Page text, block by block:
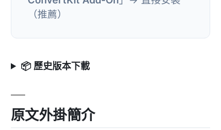
（推薦）
📦 歷史版本下載
原文外掛簡介